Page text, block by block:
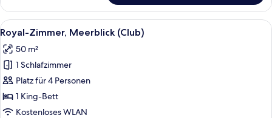
Suite
Alle
Fotos
für
Royal-
Zimmer,
Meerblick
(Club)
Ein geräumiges Hotelzimmer mit
7
Royal-Zimmer, Meerblick (Club)
50 m²
1 Schlafzimmer
Platz für 4 Personen
1 King-Bett
Kostenloses WLAN